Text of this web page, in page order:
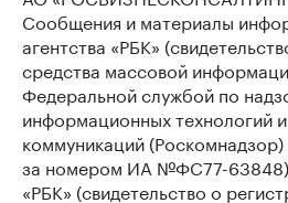
Сообщения и материалы
агентства «РБК»
средства массовой
Федеральной службой по
информационных технологий
коммуникаций
за номером ИА №ФС77-63848)
«РБК» (свидетельство о